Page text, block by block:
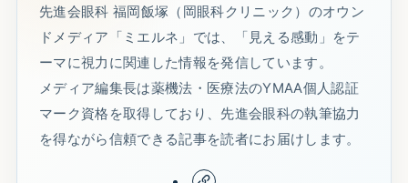
先進会眼科 福岡飯塚（岡眼科クリニック）のオウン
ドメディア「ミエルネ」では、「見える感動」をテ
ーマに視力に関連した情報を発信しています。
メディア編集長は薬機法・医療法のYMAA個人認証
マーク資格を取得しており、先進会眼科の執筆協力
を得ながら信頼できる記事を読者にお届けします。